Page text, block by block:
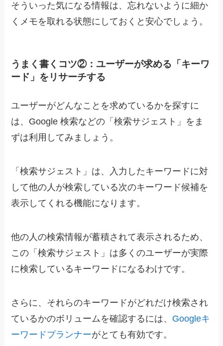
そういった気になる情報は、忘れないように細か
くメモを取れる状態にしておくと安心でしょう。
うまく書くコツ②：ユーザーが求める「キーワ
ード」をリサーチする
ユーザーがどんなことを求めているかを探すに
は、 Google 検索などの「検索サジェスト」をま
ずは利用してみましょう。
「検索サジェスト」は、入力したキーワードに対
して他の人が検索している次のキーワード候補を
表示してくれる機能になります。
他の人の検索情報が蓄積されて表示されるため、
この「検索サジェスト」は多くのユーザーが実際
に検索しているキーワードになるわけです。
さらに、それらのキーワードがどれだけ検索され
ているかのボリュームを確認するには、 Googleキ
ーワードプランナーがとても有効です。